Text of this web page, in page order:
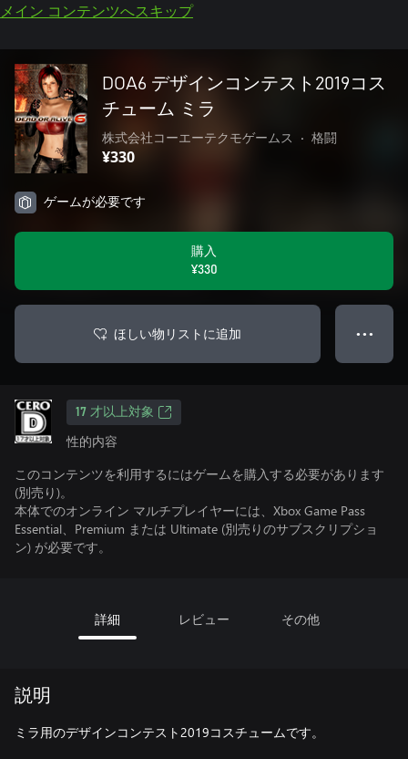
メイン コンテンツへスキップ
DOA6 デザインコンテスト2019コス
チューム ミラ
株式会社コーエーテクモゲームス • 格闘
¥330
ゲームが必要です
購入
¥330
ほしい物リストに追加 ● ● ●
17 才以上対象
性的内容
このコンテンツを利用するにはゲームを購入する必要があります
(別売り)。
本体でのオンライン マルチプレイヤーには、Xbox Game Pass
Essential、Premium または Ultimate (別売りのサブスクリプショ
ン) が必要です。
詳細 レビュー その他
説明
ミラ用のデザインコンテスト2019コスチュームです。